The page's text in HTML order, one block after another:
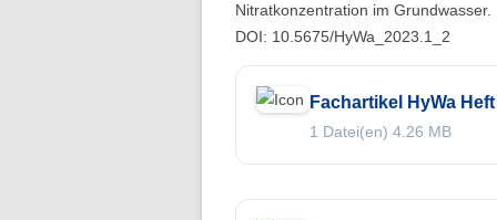
zum Schutz des Rheins
Folge 8 – Oeschger-Zentrum für
Nitratkonzentration im
DOI: 10.5675/HyWa_2023.1_2
Fachartikel HyWa
1 Datei(en) 4.26 MB